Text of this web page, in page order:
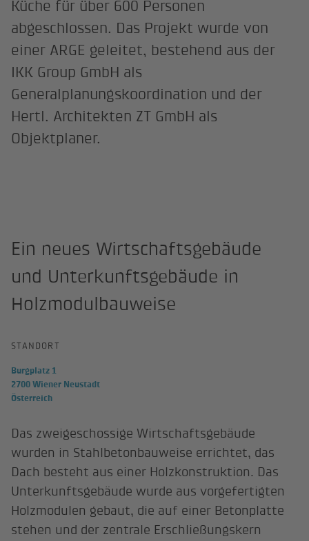
Küche für über 600 Personen
abgeschlossen. Das Projekt wurde von
einer ARGE geleitet, bestehend aus der
IKK Group GmbH als
Generalplanungskoordination und der
Hertl. Architekten ZT GmbH als
Objektplaner.
Ein neues Wirtschaftsgebäude
und Unterkunftsgebäude in
Holzmodulbauweise
STANDORT
Burgplatz 1
2700 Wiener Neustadt
Österreich
Das zweigeschossige Wirtschaftsgebäude
wurden in Stahlbetonbauweise errichtet, das
Dach besteht aus einer Holzkonstruktion. Das
Unterkunftsgebäude wurde aus vorgefertigten
Holzmodulen gebaut, die auf einer Betonplatte
stehen und der zentrale Erschließungskern